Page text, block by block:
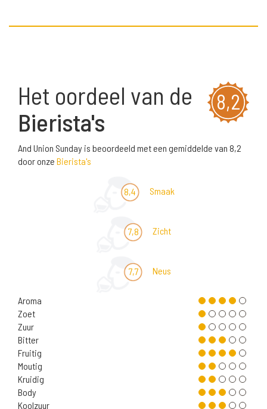
8,2
Het oordeel van de
Bierista's
And Union Sunday is beoordeeld met een gemiddelde van 8,2
door onze Bierista's
8,4 Smaak
7,8 Zicht
7,7 Neus
Aroma
Zoet
Zuur
Bitter
Fruitig
Moutig
Kruidig
Body
Koolzuur